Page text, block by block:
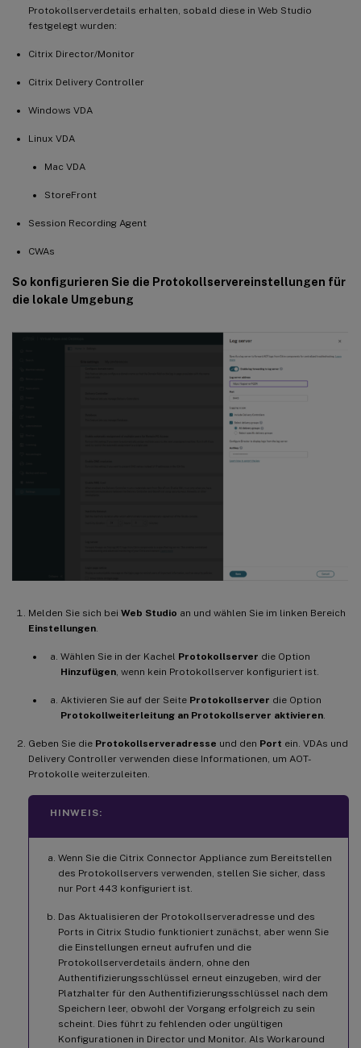
Protokollserverdetails erhalten, sobald diese in Web Studio
festgelegt wurden:
Citrix Director/Monitor
Citrix Delivery Controller
Windows VDA
Linux VDA
Mac VDA
StoreFront
Session Recording Agent
CWAs
So konfigurieren Sie die Protokollservereinstellungen für
die lokale Umgebung
Melden Sie sich bei Web Studio an und wählen Sie im linken Bereich
Einstellungen
Wählen Sie in der Kachel Protokollserver die Option
Hinzufügen , wenn kein Protokollserver konfiguriert ist.
Aktivieren Sie auf der Seite Protokollserver die Option
Protokollweiterleitung an Protokollserver aktivieren
Geben Sie die Protokollserveradresse und den Port ein. VDAs und
Delivery Controller verwenden diese Informationen, um AOT-
Protokolle weiterzuleiten.
HINWEIS:
Wenn Sie die Citrix Connector Appliance zum Bereitstellen
des Protokollservers verwenden, stellen Sie sicher, dass
nur Port 443 konfiguriert ist.
Das Aktualisieren der Protokollserveradresse und des
Ports in Citrix Studio funktioniert zunächst, aber wenn Sie
die Einstellungen erneut aufrufen und die
Protokollserverdetails ändern, ohne den
Authentifizierungsschlüssel erneut einzugeben, wird der
Platzhalter für den Authentifizierungsschlüssel nach dem
Speichern leer, obwohl der Vorgang erfolgreich zu sein
scheint. Dies führt zu fehlenden oder ungültigen
Konfigurationen in Director und Monitor. Als Workaround